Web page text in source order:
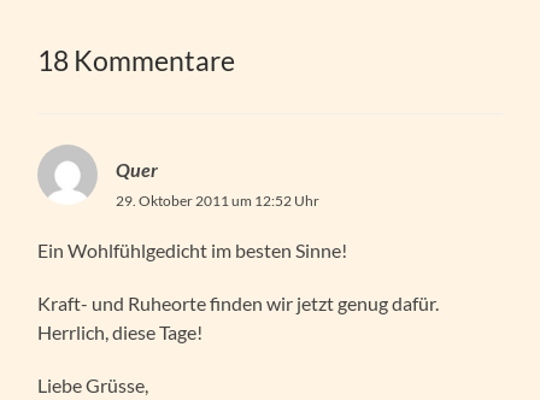
18 Kommentare
Quer
29. Oktober 2011 um 12:52 Uhr
Ein Wohlfühlgedicht im besten Sinne!
Kraft- und Ruheorte finden wir jetzt genug dafür.
Herrlich, diese Tage!
Liebe Grüsse,